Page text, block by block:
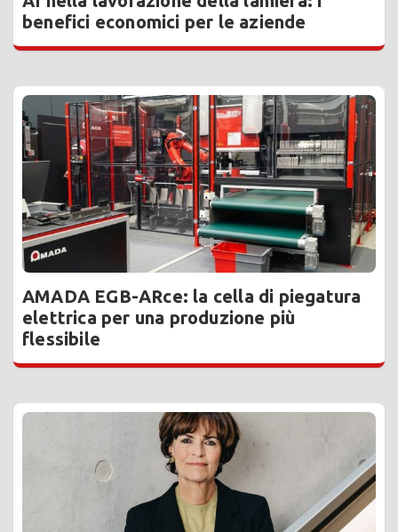
benefici economici per le aziende
AMADA EGB-ARce: la cella di piegatura
elettrica per una produzione più
flessibile